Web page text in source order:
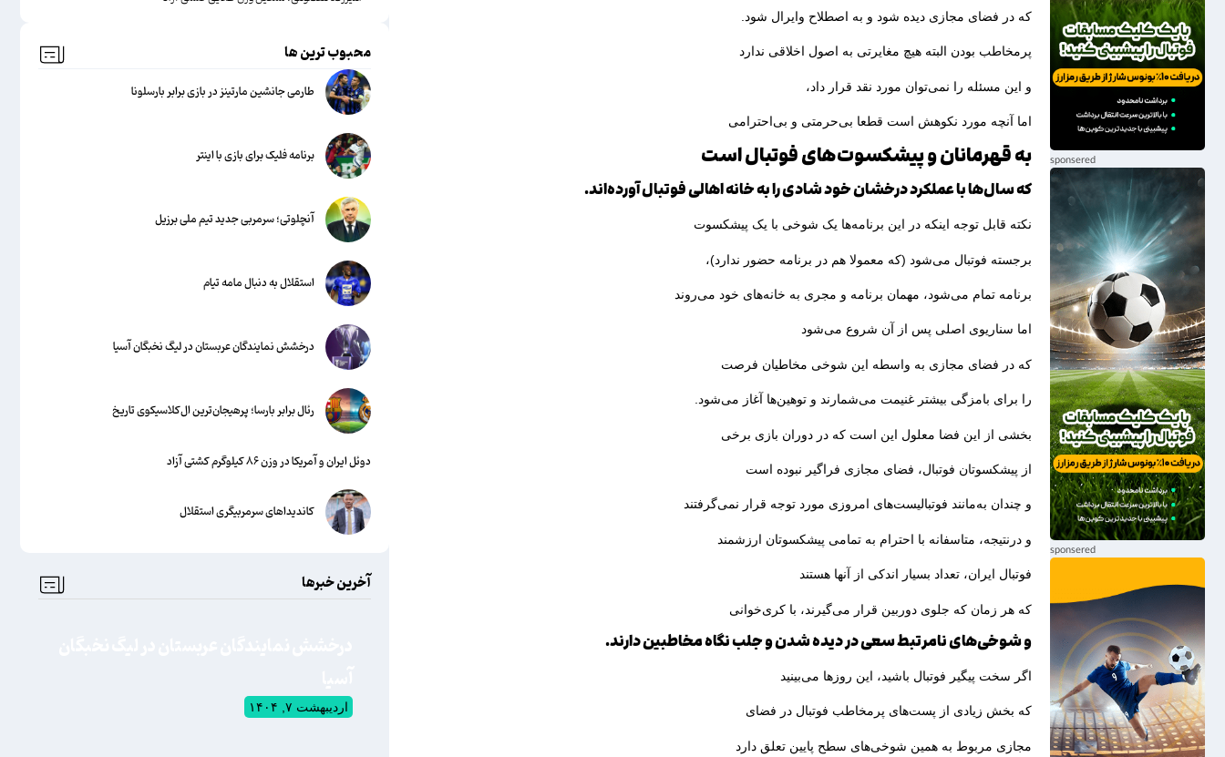
که در فضای مجازی دیده شود و به اصطلاح وایرال شود.
پرمخاطب بودن البته هیچ مغایرتی به اصول اخلاقی ندارد
و این مسئله را نمی‌توان مورد نقد قرار داد،
اما آنچه مورد نکوهش است قطعا بی‌حرمتی و بی‌احترامی
به قهرمانان و پیشکسوت‌های فوتبال است
که سال‌ها با عملکرد درخشان خود شادی را به خانه اهالی فوتبال آورده‌اند.
نکته قابل توجه اینکه در این برنامه‌ها یک شوخی با یک پیشکسوت
برجسته فوتبال می‌شود (که معمولا هم در برنامه حضور ندارد)،
برنامه تمام می‌شود، مهمان برنامه و مجری به خانه‌های خود می‌روند
اما سناریوی اصلی پس از آن شروع می‌شود
که در فضای مجازی به واسطه این شوخی مخاطیان فرصت
را برای بامزگی بیشتر غنیمت می‌شمارند و توهین‌ها آغاز می‌شود.
بخشی از این فضا معلول این است که در دوران بازی برخی
از پیشکسوتان فوتبال، فضای مجازی فراگیر نبوده است
و چندان به‌مانند فوتبالیست‌های امروزی مورد توجه قرار نمی‌گرفتند
و درنتیجه، متاسفانه با احترام به تمامی پیشکسوتان ارزشمند
فوتبال ایران، تعداد بسیار اندکی از آنها هستند
که هر زمان که جلوی دوربین قرار می‌گیرند، با کری‌خوانی
و شوخی‌های نامرتبط سعی در دیده شدن و جلب نگاه مخاطبین دارند.
اگر سخت پیگیر فوتبال باشید، این روزها می‌بینید
که بخش زیادی از پست‌های پرمخاطب فوتبال در فضای
مجازی مربوط به همین شوخی‌های سطح پایین تعلق دارد
محبوب ترین ها
طارمی جانشین مارتینز در بازی برابر بارسلونا
برنامه فلیک برای بازی با اینتر
آنچلوتی؛ سرمربی جدید تیم ملی برزیل
استقلال به دنبال مامه تیام
درخشش نمایندگان عربستان در لیگ نخبگان آسیا
رئال برابر بارسا؛ پرهیجان‌‌ترین ال‌کلاسیکوی تاریخ
دوئل ایران و آمریکا در وزن ۸۶ کیلوگرم کشتی آزاد
کاندیداهای سرمربیگری استقلال
آخرین خبرها
اردیبهشت ۷, ۱۴۰۴